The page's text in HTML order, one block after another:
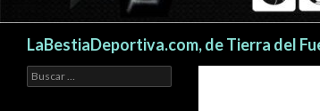
LaBestiaDeportiva.com, de Tierra del
Buscar: